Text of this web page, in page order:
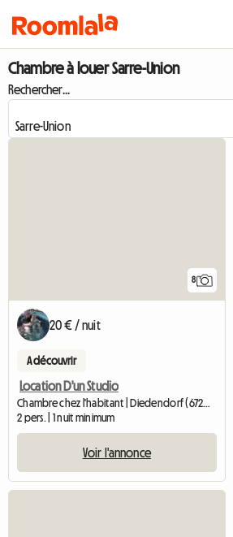
Chambre à louer Sarre-Union
Rechercher...
8
20 € / nuit
A découvrir
Location D'un Studio
Chambre chez l'habitant | Diedendorf (67260)
2 pers. | 1 nuit minimum
Voir l'annonce